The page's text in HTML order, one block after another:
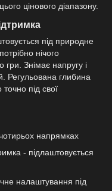
цінового діапазону.
під природне
нічого
гри. Знімає напругу і
Регульована глибина
під свої
напрямках
- підлаштовується
налаштування під